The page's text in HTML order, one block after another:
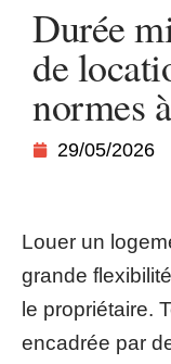
Durée
de
normes
29/05/2026
Louer un
grande
le propriétaire.
encadrée par